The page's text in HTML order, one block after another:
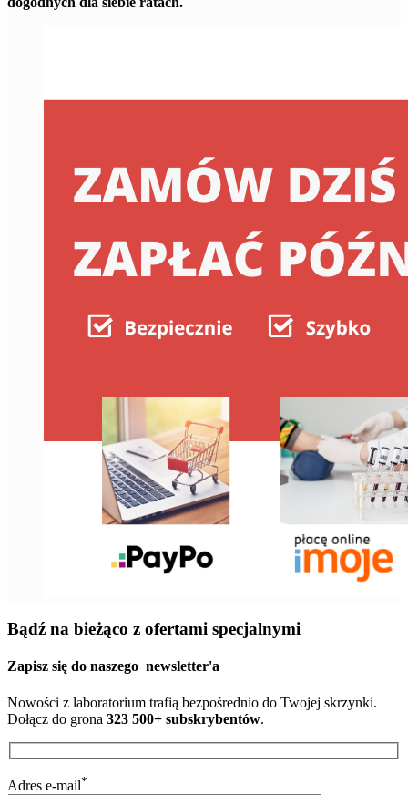
Bądź na bieżąco z ofertami specjalnymi
Zapisz się do naszego newsletter'a
Nowości z laboratorium trafią bezpośrednio do Twojej skrzynki.
Dołącz do grona 323 500+ subskrybentów.
Adres e-mail*